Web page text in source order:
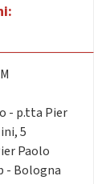
- p.tta Pier
5
Paolo
- Bologna